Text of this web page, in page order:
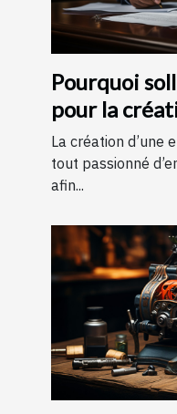
Pourquoi
pour la
entreprise ?
La création d’une
tout passionné
afin...